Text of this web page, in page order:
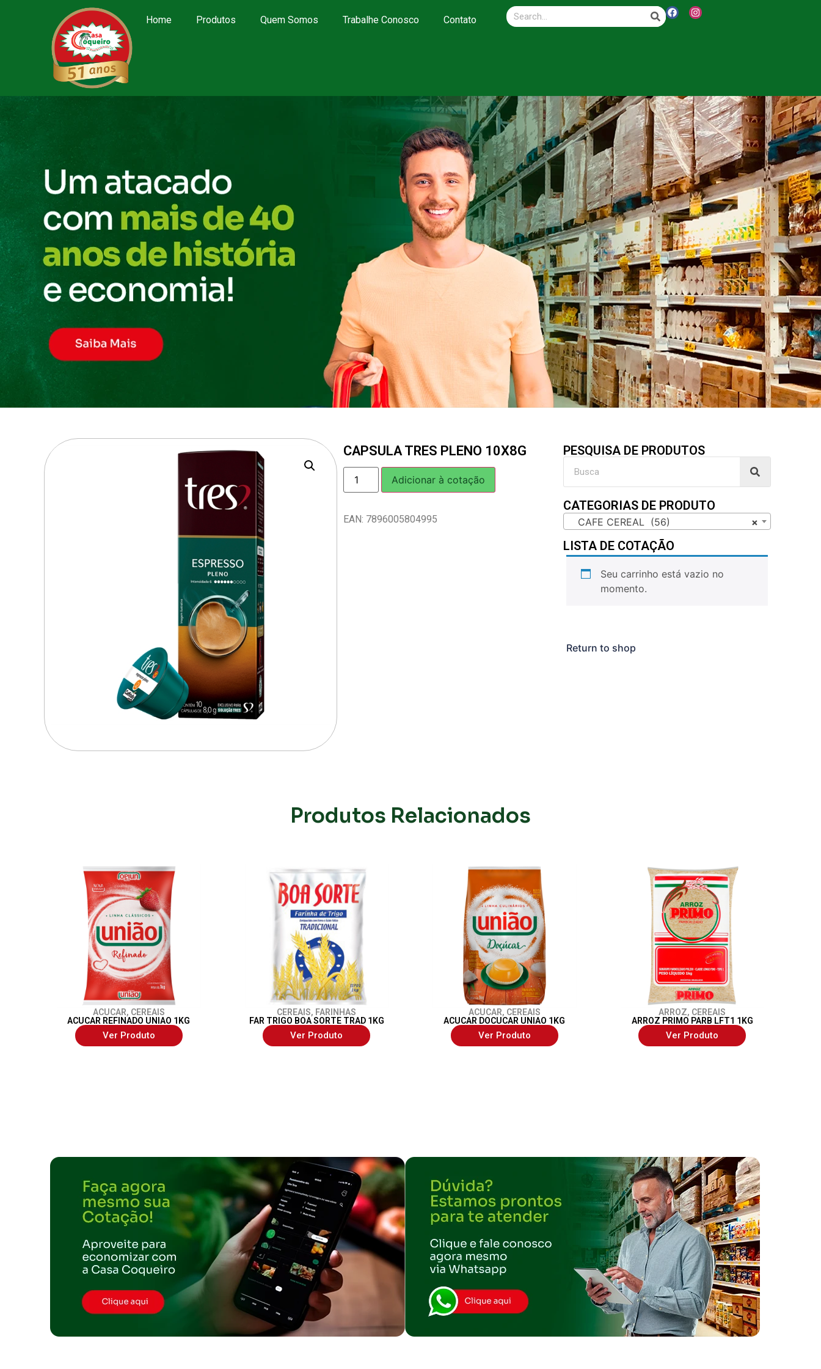
Home Produtos Quem Somos Trabalhe Conosco Contato
CAPSULA TRES PLENO 10X8G
Adicionar à cotação
EAN: 7896005804995
PESQUISA DE PRODUTOS
CATEGORIAS DE PRODUTO
×
CAFE CEREAL (56)
LISTA DE COTAÇÃO
Seu carrinho está vazio no
momento.
Return to shop
Produtos Relacionados
ACUCAR, CEREAIS
ACUCAR REFINADO UNIAO 1KG
Ver Produto
CEREAIS, FARINHAS
FAR TRIGO BOA SORTE TRAD 1KG
Ver Produto
ACUCAR, CEREAIS
ACUCAR DOCUCAR UNIAO 1KG
Ver Produto
ARROZ, CEREAIS
ARROZ PRIMO PARB LFT1 1KG
Ver Produto